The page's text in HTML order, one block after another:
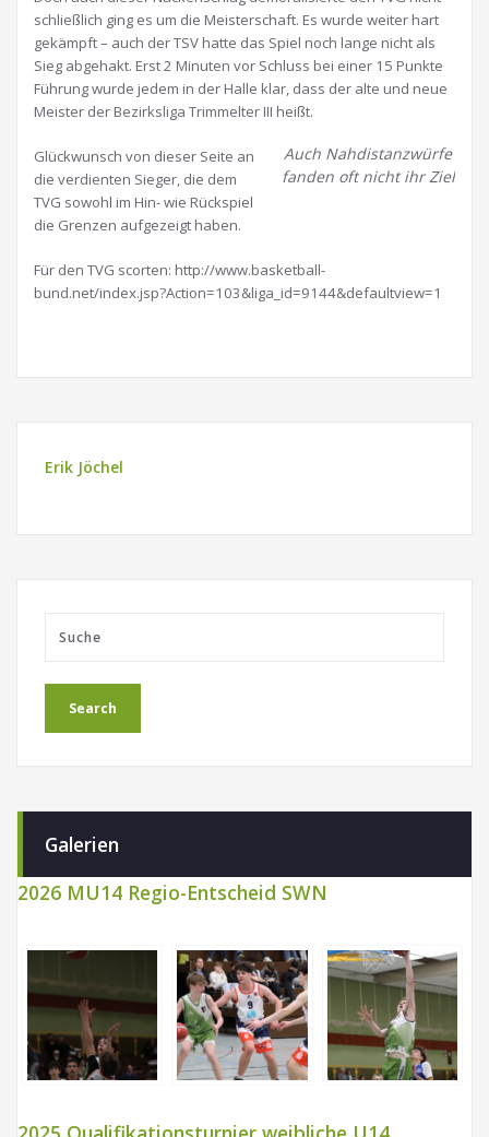
schließlich ging es um die Meisterschaft. Es wurde weiter hart
gekämpft – auch der TSV hatte das Spiel noch lange nicht als
Sieg abgehakt. Erst 2 Minuten vor Schluss bei einer 15 Punkte
Führung wurde jedem in der Halle klar, dass der alte und neue
Meister der Bezirksliga Trimmelter III heißt.
Auch Nahdistanzwürfe
fanden oft nicht ihr Ziel
Glückwunsch von dieser Seite an
die verdienten Sieger, die dem
TVG sowohl im Hin- wie Rückspiel
die Grenzen aufgezeigt haben.
Für den TVG scorten: http://www.basketball-
bund.net/index.jsp?Action=103&liga_id=9144&defaultview=1
Erik Jöchel
Galerien
2026 MU14 Regio-Entscheid SWN